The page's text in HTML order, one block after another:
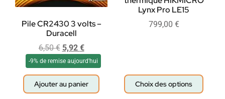
Pile CR2430 3 volts –
Duracell
6,50€ 5,92 €
-9% de remise aujourd'hui
Ajouter au panier
Lynx Pro LE15
799,00 €
Choix des options